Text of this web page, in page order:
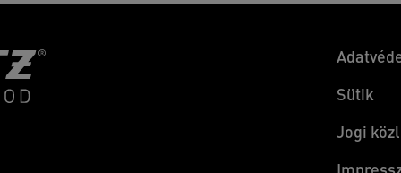
Sütik
Jogi